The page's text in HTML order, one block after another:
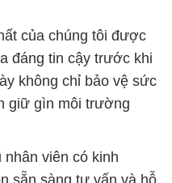
của chúng tôi được
đáng tin cậy trước khi
không chỉ bảo vệ sức
giữ gìn môi trường
viên có kinh